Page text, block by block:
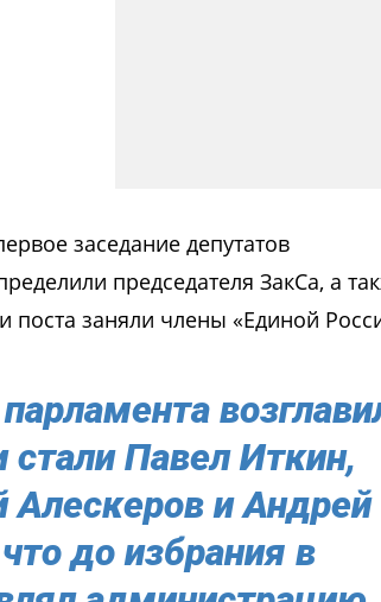
заседание депутатов
председателя ЗакСа, а
поста заняли члены «Единой
Павел Иткин,
и Андрей
до избрания в